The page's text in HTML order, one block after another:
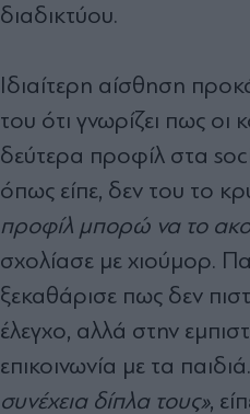
διαδικτύου.
Ιδιαίτερη αίσθηση
του ότι γνωρίζει πως οι
δεύτερα προφίλ στα
όπως είπε, δεν του το
προφίλ μπορώ να το
σχολίασε με χιούμορ.
ξεκαθάρισε πως δεν
έλεγχο, αλλά στην
επικοινωνία με τα παιδιά.
συνέχεια δίπλα τους»,